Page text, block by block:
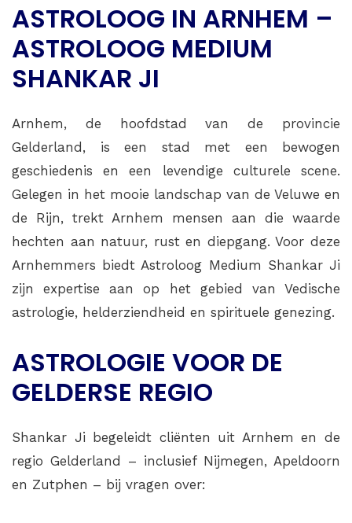
ASTROLOOG IN ARNHEM –
ASTROLOOG MEDIUM
SHANKAR JI
Arnhem, de hoofdstad van de provincie
Gelderland, is een stad met een bewogen
geschiedenis en een levendige culturele scene.
Gelegen in het mooie landschap van de Veluwe en
de Rijn, trekt Arnhem mensen aan die waarde
hechten aan natuur, rust en diepgang. Voor deze
Arnhemmers biedt Astroloog Medium Shankar Ji
zijn expertise aan op het gebied van Vedische
astrologie, helderziendheid en spirituele genezing.
ASTROLOGIE VOOR DE
GELDERSE REGIO
Shankar Ji begeleidt cliënten uit Arnhem en de
regio Gelderland – inclusief Nijmegen, Apeldoorn
en Zutphen – bij vragen over: